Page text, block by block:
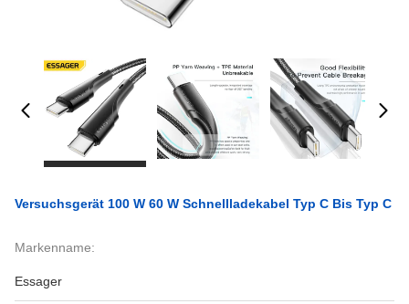
Versuchsgerät 100 W 60 W Schnellladekabel Typ C Bis Typ C
Markenname:
Essager